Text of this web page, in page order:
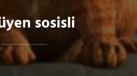
sosisli